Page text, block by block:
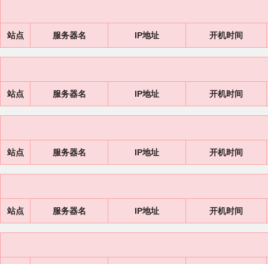
站点 服务器名 IP地址 开机时间
站点 服务器名 IP地址 开机时间
站点 服务器名 IP地址 开机时间
站点 服务器名 IP地址 开机时间